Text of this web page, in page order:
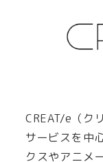
CREAT/e（ク
サービスを中
クスやアニメ